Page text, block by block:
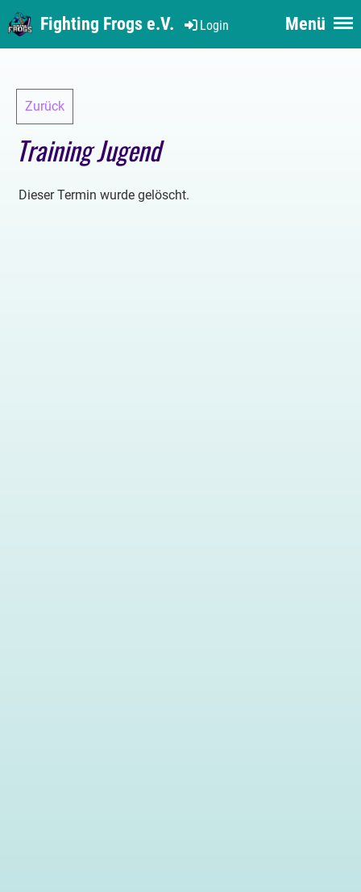
Menü
Login
Fighting Frogs e.V.
Zurück
Training Jugend
Dieser Termin wurde gelöscht.